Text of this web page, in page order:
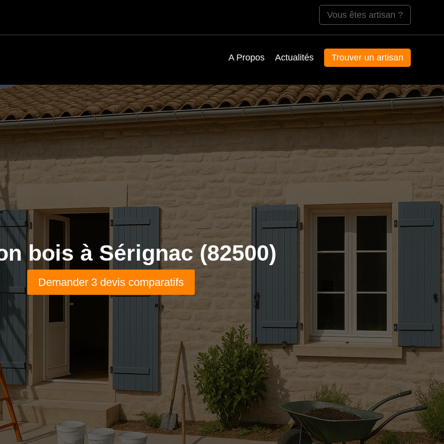
Vous êtes artisan ?
A Propos Actualités Trouver un artisan
bois à Sérignac (82500)
Demander 3 devis comparatifs